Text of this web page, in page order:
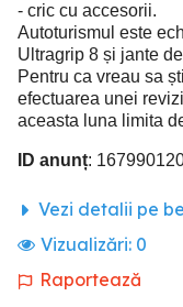
- cric cu accesorii.
Autoturismul este
Ultragrip 8 și jante
Pentru ca vreau sa
efectuarea unei
aceasta luna limita
ID anunț:
Vezi detalii pe
Vizualizări: 0
Raportează